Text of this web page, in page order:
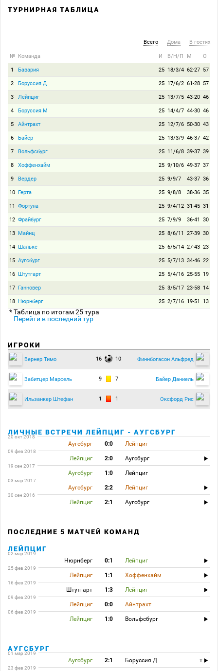
ТУРНИРНАЯ ТАБЛИЦА
Всего Дома В гостях
№ Команда И В/Н/П М О
1 Бавария 25 18/3/4 62-27 57
2 Боруссия Д 25 17/6/2 61-28 57
3 Лейпциг 25 13/7/5 43-20 46
4 Боруссия М 25 14/4/7 44-30 46
5 Айнтрахт 25 12/7/6 50-30 43
6 Байер 25 13/3/9 46-37 42
7 Вольфсбург 25 11/6/8 39-37 39
8 Хоффенхайм 25 9/10/6 49-37 37
9 Вердер 25 9/9/7 43-37 36
10 Герта 25 9/8/8 38-36 35
11 Фортуна 25 9/4/12 31-45 31
12 Фрайбург 25 7/9/9 36-41 30
13 Майнц 25 8/6/11 27-39 30
14 Шальке 25 6/5/14 27-43 23
15 Аугсбург 25 5/7/13 34-46 22
16 Штутгарт 25 5/4/16 25-55 19
17 Ганновер 25 3/5/17 23-58 14
18 Нюрнберг 25 2/7/16 19-51 13
* Таблица по итогам 25 тура
Перейти в последний тур
ИГРОКИ
Вернер Тимо 16 10 Финнбогасон Альфред
Забитцер Марсель 9 7 Байер Даниель
Ильзанкер Штефан 1 1 Оксфорд Рис
ЛИЧНЫЕ ВСТРЕЧИ ЛЕЙПЦИГ - АУГСБУРГ
20 окт 2018
Аугсбург 0:0 Лейпциг
09 фев 2018
Лейпциг 2:0 Аугсбург
19 сен 2017
Аугсбург 1:0 Лейпциг
03 мар 2017
Аугсбург 2:2 Лейпциг
30 сен 2016
Лейпциг 2:1 Аугсбург
ПОСЛЕДНИЕ 5 МАТЧЕЙ КОМАНД
ЛЕЙПЦИГ
02 мар 2019
Нюрнберг 0:1 Лейпциг
25 фев 2019
Лейпциг 1:1 Хоффенхайм
16 фев 2019
Штутгарт 1:3 Лейпциг
09 фев 2019
Лейпциг 0:0 Айнтрахт
06 фев 2019
Лейпциг 1:0 Вольфсбург
АУГСБУРГ
01 мар 2019
Аугсбург 2:1 Боруссия Д
T
23 фев 2019